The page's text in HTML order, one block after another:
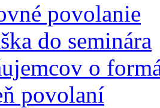
povolanie
do seminára
o
povolaní